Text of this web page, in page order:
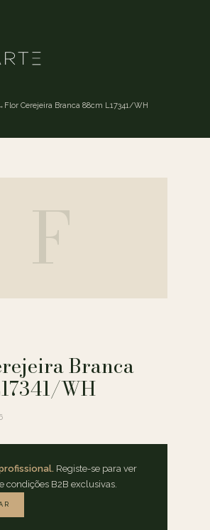
Flor Cerejeira Branca 88cm L17341/WH
F
Branca
WH
Registe-se para ver
condições B2B exclusivas.